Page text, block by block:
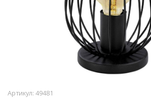
Артикул: 49481